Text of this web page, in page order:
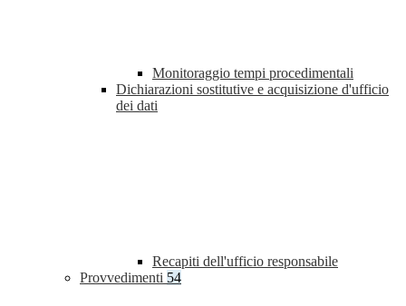
Monitoraggio tempi procedimentali
Dichiarazioni sostitutive e acquisizione d'ufficio
dei dati
Recapiti dell'ufficio responsabile
Provvedimenti 54